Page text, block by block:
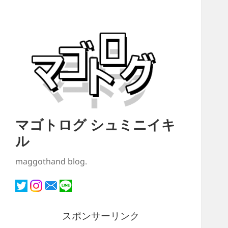
マゴトログ シュミニイキ
ル
maggothand blog.
スポンサーリンク